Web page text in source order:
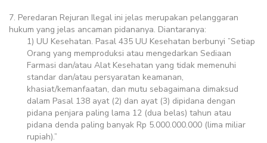
7. Peredaran Rejuran Ilegal ini jelas merupakan pelanggaran
hukum yang jelas ancaman pidananya. Diantaranya:
1) UU Kesehatan. Pasal 435 UU Kesehatan berbunyi ”Setiap
Orang yang memproduksi atau mengedarkan Sediaan
Farmasi dan/atau Alat Kesehatan yang tidak memenuhi
standar dan/atau persyaratan keamanan,
khasiat/kemanfaatan, dan mutu sebagaimana dimaksud
dalam Pasal 138 ayat (2) dan ayat (3) dipidana dengan
pidana penjara paling lama 12 (dua belas) tahun atau
pidana denda paling banyak Rp 5.000.000.000 (lima miliar
rupiah).”